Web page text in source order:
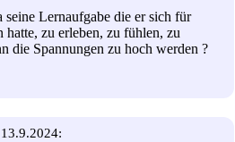
Lernaufgabe die er sich für
hatte, zu erleben, zu fühlen, zu
die Spannungen zu hoch werden ?